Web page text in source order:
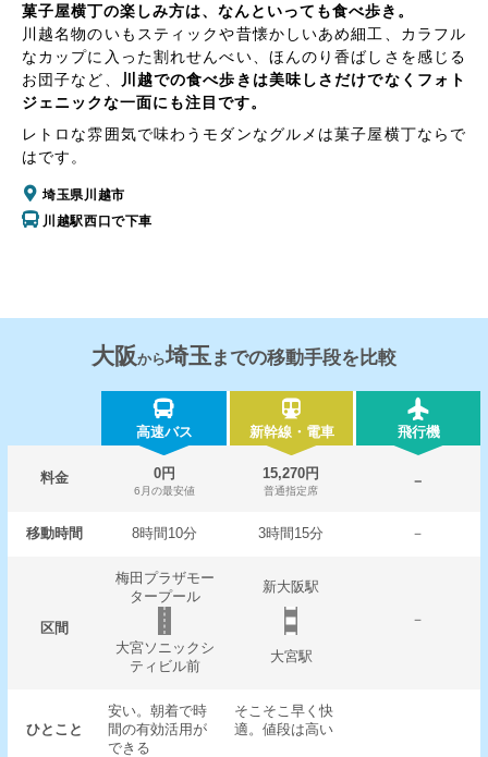
菓子屋横丁の楽しみ方は、なんといっても食べ歩き。
川越名物のいもスティックや昔懐かしいあめ細工、カラフル
なカップに入った割れせんべい、ほんのり香ばしさを感じる
お団子など、
川越での食べ歩きは美味しさだけでなくフォト
ジェニックな一面にも注目です。
レトロな雰囲気で味わうモダンなグルメは菓子屋横丁ならで
はです。
埼玉県川越市
川越駅西口で下車
大阪から埼玉 までの移動手段を比較
高速バス 新幹線・電車 飛行機
料金 0円
6月の最安値
15,270円
普通指定席
－
移動時間 8時間10分 3時間15分 －
区間
梅田プラザモー
タープール
新大阪駅
－
大宮ソニックシ
ティビル前
大宮駅
ひとこと
安い。朝着で時
間の有効活用が
できる
そこそこ早く快
適。値段は高い